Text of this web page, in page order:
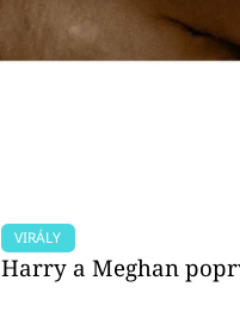
VIRÁLY
Harry a Meghan